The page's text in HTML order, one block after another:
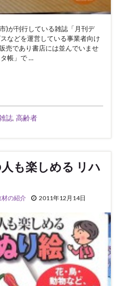
)が刊行している雑誌「月刊デ
などを運営している事業者向け
売であり書店には並んでいませ
帳」で …
誌, 高齢者
も楽しめる リハ
の紹介 2011年12月14日